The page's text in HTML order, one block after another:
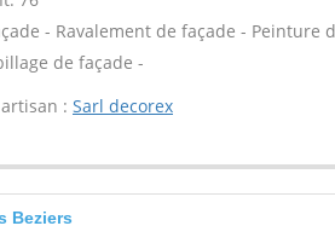
- Ravalement de façade -
de façade -
: Sarl decorex
Beziers